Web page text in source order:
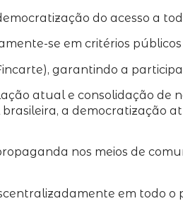
do acesso a
se em critérios
garantindo a
atual e consolidação de
a democratização
nos meios de
em todo o